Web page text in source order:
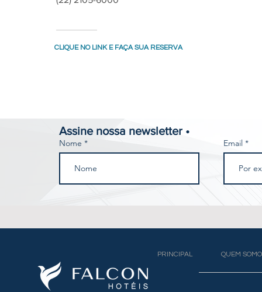
CLIQUE NO LINK E FAÇA SUA RESERVA
Assine nossa newsletter •
Nome Email
PRINCIPAL QUEM